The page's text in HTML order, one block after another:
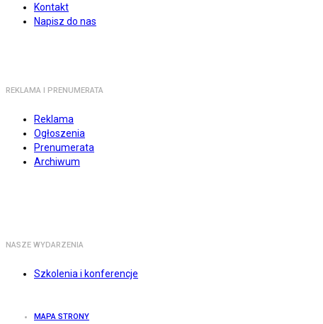
Kontakt
Napisz do nas
REKLAMA I PRENUMERATA
Reklama
Ogłoszenia
Prenumerata
Archiwum
NASZE WYDARZENIA
Szkolenia i konferencje
MAPA STRONY